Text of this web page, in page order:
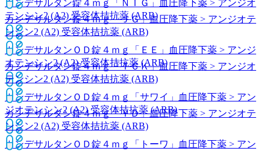
カンデサルタン錠４ｍｇ「ＮＩＧ」
血圧降下薬 > アンジオ
テンシン2 (A2) 受容体拮抗薬 (ARB)
カンデサルタンＯＤ錠４ｍｇ「ＥＥ」
血圧降下薬 > アンジ
オテンシン2 (A2) 受容体拮抗薬 (ARB)
カンデサルタンＯＤ錠４ｍｇ「サワイ」
血圧降下薬 > アン
ジオテンシン2 (A2) 受容体拮抗薬 (ARB)
カンデサルタンＯＤ錠４ｍｇ「トーワ」
血圧降下薬 > アン
カンデサルタン錠４ｍｇ「ＪＧ」血圧降下薬 > アンジオテ
ンシン2 (A2) 受容体拮抗薬 (ARB)
カンデサルタン錠４ｍｇ「ＴＣＫ」血圧降下薬 > アンジオ
テンシン2 (A2) 受容体拮抗薬 (ARB)
カンデサルタン錠４ｍｇ「ＹＤ」血圧降下薬 > アンジオテ
ンシン2 (A2) 受容体拮抗薬 (ARB)